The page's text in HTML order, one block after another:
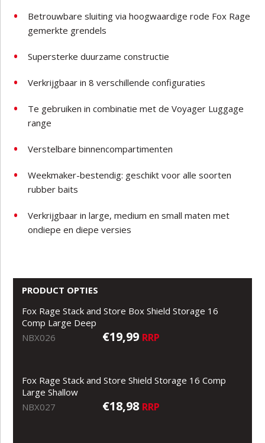
Betrouwbare sluiting via hoogwaardige rode Fox Rage
gemerkte grendels
Supersterke duurzame constructie
Verkrijgbaar in 8 verschillende configuraties
Te gebruiken in combinatie met de Voyager Luggage
range
Verstelbare binnencompartimenten
Weekmaker-bestendig: geschikt voor alle soorten
rubber baits
Verkrijgbaar in large, medium en small maten met
ondiepe en diepe versies
PRODUCT OPTIES
Fox Rage Stack and Store Box Shield Storage 16
Comp Large Deep
NBX026
€19,99 RRP
Fox Rage Stack and Store Shield Storage 16 Comp
Large Shallow
NBX027
€18,98 RRP